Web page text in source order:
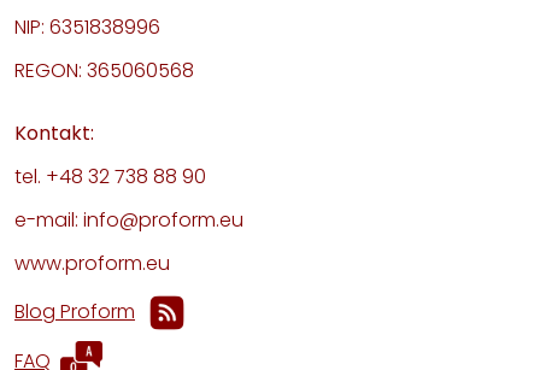
NIP: 6351838996
REGON: 365060568
Kontakt:
tel. +48 32 738 88 90
e-mail: info@proform.eu
www.proform.eu
Blog Proform
FAQ